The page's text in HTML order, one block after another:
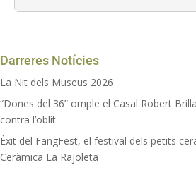
museus@esplugues.cat o en línia
INSCRIPCIÓ EN LÍNIA
Darreres Notícies
La Nit dels Museus 2026
“Dones del 36” omple el Casal Robert
contra l’oblit
Èxit del FangFest, el festival dels petits
Ceràmica La Rajoleta